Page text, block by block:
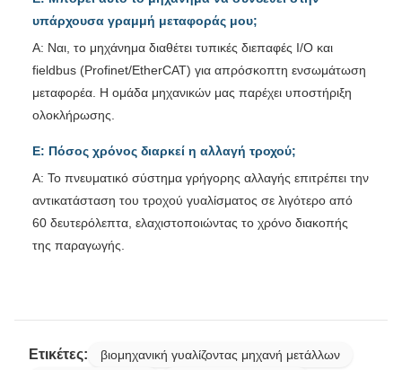
υπάρχουσα γραμμή μεταφοράς μου;
Α: Ναι, το μηχάνημα διαθέτει τυπικές διεπαφές I/O και
fieldbus (Profinet/EtherCAT) για απρόσκοπτη ενσωμάτωση
μεταφορέα. Η ομάδα μηχανικών μας παρέχει υποστήριξη
ολοκλήρωσης.
Ε: Πόσος χρόνος διαρκεί η αλλαγή τροχού;
Α: Το πνευματικό σύστημα γρήγορης αλλαγής επιτρέπει την
αντικατάσταση του τροχού γυαλίσματος σε λιγότερο από
60 δευτερόλεπτα, ελαχιστοποιώντας το χρόνο διακοπής
της παραγωγής.
Ετικέτες:
βιομηχανική γυαλίζοντας μηχανή μετάλλων